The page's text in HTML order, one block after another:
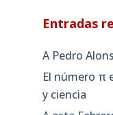
Entradas
A Pedro
El número π
y ciencia